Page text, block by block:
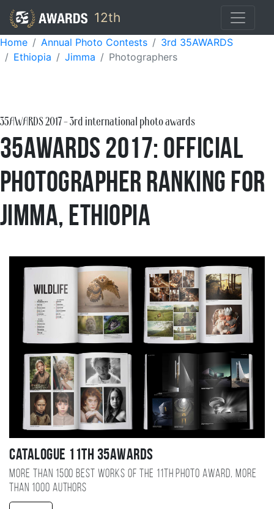
12th
Home Annual Photo Contests
3rd 35AWARDS
Ethiopia
Jimma Photographers
35AWARDS2017- 3rd international photo awards
35AWARDS 2017: Official
Photographer Ranking for
Jimma, Ethiopia
Catalogue 11TH 35AWARDS
More than 1500 best works of the 11TH photo award, more
than 1000 authors